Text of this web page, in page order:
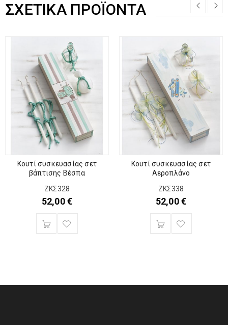
ΣΧΕΤΙΚΆ ΠΡΟΪΌΝΤΑ
Κουτί συσκευασίας σετ
βάπτισης Βέσπα
ΖΚΣ328
52,00€
Κουτί συσκευασίας σετ
Αεροπλάνο
ΖΚΣ338
52,00€